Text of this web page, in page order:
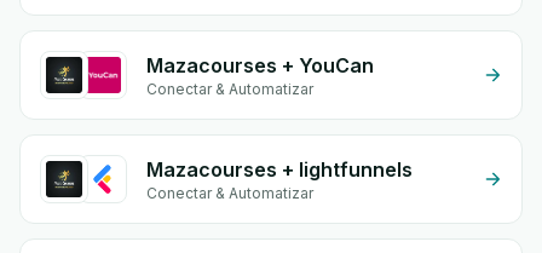
Mazacourses + YouCan
Conectar & Automatizar
Mazacourses + lightfunnels
Conectar & Automatizar